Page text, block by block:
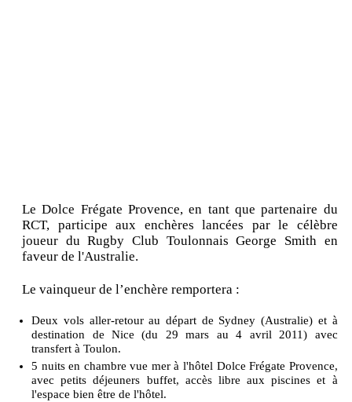
Le Dolce Frégate Provence, en tant que partenaire du
RCT, participe aux enchères lancées par le célèbre
joueur du Rugby Club Toulonnais George Smith en
faveur de l'Australie.
Le vainqueur de l’enchère remportera :
Deux vols aller-retour au départ de Sydney (Australie) et à
destination de Nice (du 29 mars au 4 avril 2011) avec
transfert à Toulon.
5 nuits en chambre vue mer à l'hôtel Dolce Frégate Provence,
avec petits déjeuners buffet, accès libre aux piscines et à
l'espace bien être de l'hôtel.